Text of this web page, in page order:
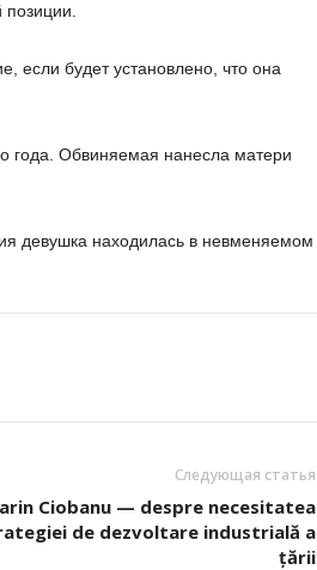
если будет установлено, что она
года. Обвиняемая нанесла матери
девушка находилась в невменяемом
Следующая статья
Ciobanu — despre necesitatea
de dezvoltare industrială a
țării